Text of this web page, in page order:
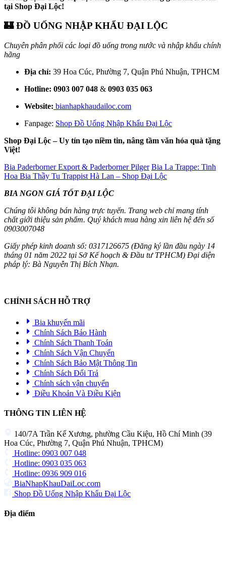
tại Shop Đại Lộc!
🏰 ĐỒ UỐNG NHẬP KHẨU ĐẠI LỘC
Chuyên phân phối các loại đồ uống trong nước và nhập khẩu chính
hãng
Địa chỉ: 39 Hoa Cúc, Phường 7, Quận Phú Nhuận, TPHCM
Hotline: 0903 007 048 & 0903 035 063
Website: bianhapkhaudailoc.com
Fanpage: Shop Đồ Uống Nhập Khẩu Đại Lộc
Shop Đại Lộc – Uy tín tạo niềm tin, nâng tầm văn hóa quà tặng
Việt!
Bia Paderborner Export & Paderborner Pilger Bia La Trappe: Tinh
Hoa Bia Thầy Tu Trappist Hà Lan – Shop Đại Lộc
BIA NGON GIÁ TỐT ĐẠI LỘC
Chúng tôi không bán hàng trực tuyến. Trang web chỉ mang tính
chất giới thiệu sản phẩm. Quý khách mua hàng xin liên hệ đến số
0903007048
Giấy phép kinh doanh số: 0317126675 (Đăng ký lần đầu ngày 14
tháng 01 năm 2022 tại Sở Kế hoạch & Đầu tư TPHCM) Đại diện
pháp lý: Bà Nguyễn Thị Bích Nhạn.
CHÍNH SÁCH HỖ TRỢ
Bia khuyến mãi
Chính Sách Bảo Hành
Chính Sách Thanh Toán
Chính Sách Vận Chuyển
Chính Sách Bảo Mật Thông Tin
Chính Sách Đổi Trả
Chính sách vận chuyển
Điều Khoản Và Điều Kiện
THÔNG TIN LIÊN HỆ
140/7A Trần Kế Xương, phường Cầu Kiệu, Hồ Chí Minh (39
Hoa Cúc, Phường 7, Quận Phú Nhuận, TPHCM)
Hotline: 0903 007 048
Hotline: 0903 035 063
Hotline: 0936 909 016
BiaNhapKhauDaiLoc.com
Shop Đồ Uống Nhập Khẩu Đại Lộc
Địa điểm